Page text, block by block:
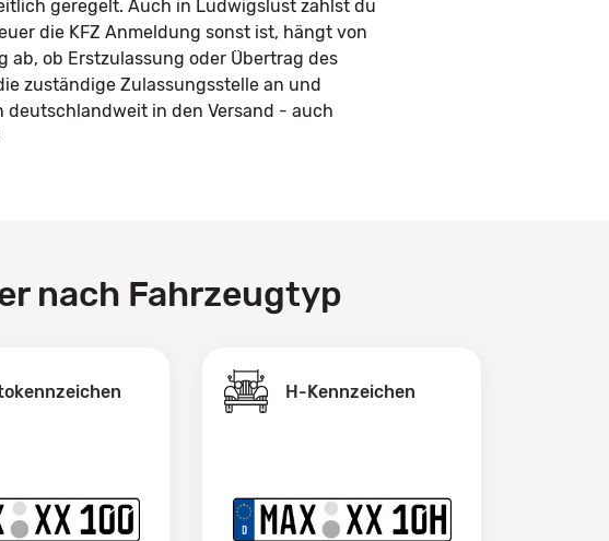
geregelt. Auch in Ludwigslust zahlst du
die KFZ Anmeldung sonst ist, hängt von
ab, ob Erstzulassung oder Übertrag des
zuständige Zulassungsstelle an und
deutschlandweit in den Versand - auch
nach Fahrzeugtyp
H-Kennzeichen